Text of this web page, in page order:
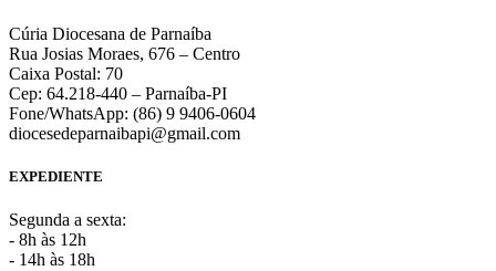
Cúria Diocesana de Parnaíba
Rua Josias Moraes, 676 – Centro
Caixa Postal: 70
Cep: 64.218-440 – Parnaíba-PI
Fone/WhatsApp: (86) 9 9406-0604
diocesedeparnaibapi@gmail.com
EXPEDIENTE
Segunda a sexta:
- 8h às 12h
- 14h às 18h